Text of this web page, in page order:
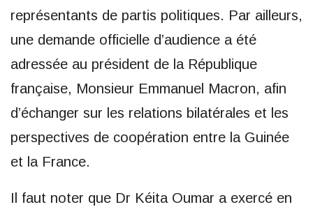
représentants de partis politiques. Par ailleurs,
une demande officielle d’audience a été
adressée au président de la République
française, Monsieur Emmanuel Macron, afin
d’échanger sur les relations bilatérales et les
perspectives de coopération entre la Guinée
et la France.
Il faut noter que Dr Kéita Oumar a exercé en